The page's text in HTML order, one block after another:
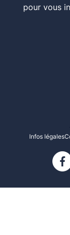
pour vous
Infos légales